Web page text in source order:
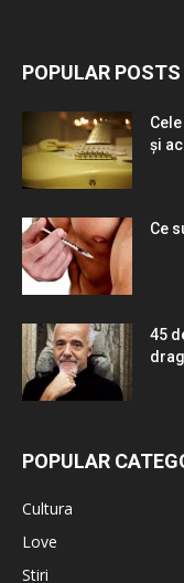
POPULAR POSTS
și
Ce
45
POPULAR
Cultura
Love
Stiri